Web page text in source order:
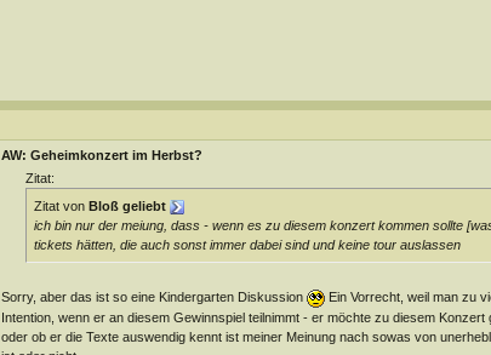
AW: Geheimkonzert im Herbst?
Zitat:
Zitat von Bloß geliebt
ich bin nur der meiung, dass - wenn es zu diesem konzert kommen sollte
tickets hätten, die auch sonst immer dabei sind und keine tour auslassen
Sorry, aber das ist so eine Kindergarten Diskussion
Ein Vorrecht, weil man zu
Intention, wenn er an diesem Gewinnspiel teilnimmt - er möchte zu diesem
oder ob er die Texte auswendig kennt ist meiner Meinung nach sowas von